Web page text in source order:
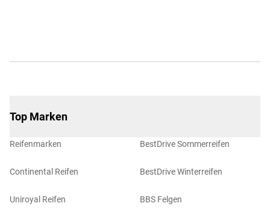
Top Marken
Reifenmarken
Continental Reifen
Uniroyal Reifen
BestDrive Sommerreifen
BestDrive Winterreifen
BBS Felgen